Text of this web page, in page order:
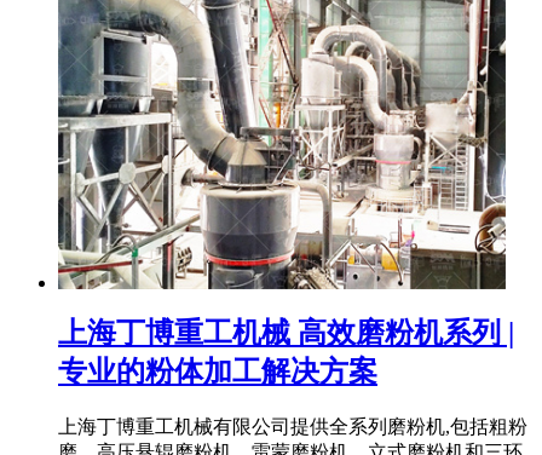
上海丁博重工机械 高效磨粉机系列 |
专业的粉体加工解决方案
上海丁博重工机械有限公司提供全系列磨粉机,包括粗粉